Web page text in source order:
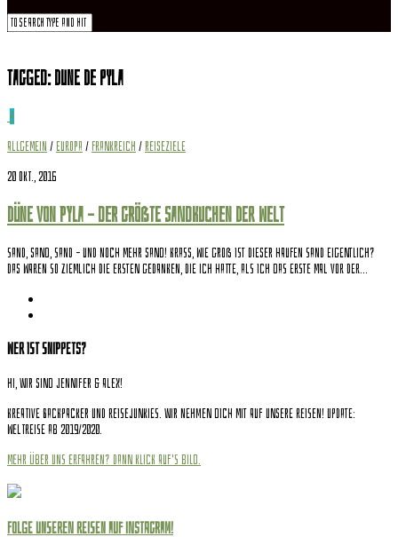
Tagged: Dune de Pyla
4
Allgemein / Europa / Frankreich /Reiseziele
20 Okt., 2016
Düne von Pyla – der größte Sandkuchen der Welt
Sand, Sand, Sand – und noch mehr Sand! Krass, wie groß ist dieser Haufen Sand eigentlich?
Das waren so ziemlich die ersten Gedanken, die ich hatte, als ich das erste Mal vor der...
Wer ist Snippets?
Hi, wir sind Jennifer & Alex!
Kreative Backpacker und Reisejunkies. Wir nehmen dich mit auf unsere Reisen! Update:
Weltreise ab 2019/2020.
Mehr über uns erfahren? Dann klick auf's Bild.
Folge unseren Reisen auf INSTAGRAM!